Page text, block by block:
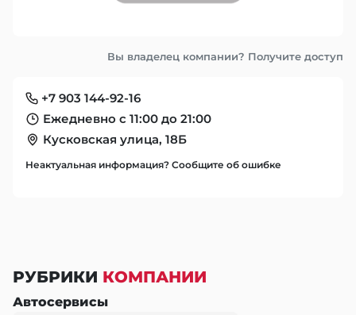
Вы владелец компании? Получите доступ
+7 903 144-92-16
Ежедневно с 11:00 до 21:00
Кусковская улица, 18Б
Неактуальная информация? Сообщите об ошибке
РУБРИКИ КОМПАНИИ
Автосервисы